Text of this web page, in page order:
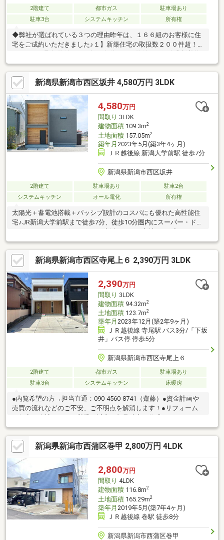
2階建て 都市ガス
駐車場あり
駐車3台
システムキッチン 所有権
◆弊社が選ばれている３つの理由昨年は、１６６組のお客様に住
宅をご成約いただきました♪１】新築住宅の取扱数２００件超！◎
件や価格改定物件もいち早くご提供２】売って終わりにしない、
充実のアフターサービス体制◎アフターサービスの専門スタッフ
が、迅速・丁寧にご対応◎ご購入後のお困り事も、充実した体制
で手厚くサポート◎年中無休！３６５日スピード対応３】新潟で
は弊社だけ《SBI新生銀行 提携ローン》◎業界最安水準の低金利
０.９３%◎対面でのお手続きも可能◎頭金無しでもOK
新潟県新潟市西区坂井 4,580万円 3LDK
4,580万円
間取り 3LDK
建物面積109.3m2
土地面積157.05m2
築年月 2023年5月(築3年4ヶ月)
ＪＲ越後線 新潟大学前駅 徒歩7分
新潟県新潟市西区坂井
2階建て 駐車場あり
駐車2台
システムキッチン
オール電化 所有権
太陽光＋蓄電池搭載＋パッシブ設計のコスパにも優れた高性能住
宅♪JR新潟大学前駅まで徒歩7分、徒歩10分圏内にスーパー・ドラ
ク大学前店まで約300ｍ・徒歩4分◆ウエルシア新潟大学前店まで
約290ｍ・徒歩4分◆セブンイレブン新潟坂井店まで約700ｍ・徒
歩9分◆新通つばさ小学校まで約350ｍ・徒歩5分◆坂井輪中学校
まで約1900ｍ・徒歩24分
新潟県新潟市西区寺尾上６ 2,390万円 3LDK
2,390万円
間取り 3LDK
建物面積94.32m2
土地面積123.7m2
築年月 2023年12月(築2年9ヶ月)
ＪＲ越後線 寺尾駅 バス3分/「下坂
井」バス停 停歩5分
新潟県新潟市西区寺尾上６
2階建て 都市ガス
駐車場あり
駐車3台
システムキッチン 床暖房
●内覧希望の方→担当直通：090-4560-8741（齋藤）●資金計画や
売買の流れなどのご不安、ご不明点を解消します！●リフォーム
ビングに床暖房付き♪■キッチン背面は隠せる大収納スペース♪■便
利な洗面台が二台◎■外部収納あり！■寺尾駅まで徒歩13分■スー
パー・ドラッグストアは徒歩10分圏内■落ち着いた街並みで、安
心の住環境新通小学校 徒歩11分（約750ｍ）坂井輪中学校 徒
歩5分（約350ｍ）※多少差異あり
新潟県新潟市西蒲区巻甲 2,800万円 4LDK
2,800万円
間取り 4LDK
建物面積116.8m2
土地面積165.29m2
築年月 2019年5月(築7年4ヶ月)
ＪＲ越後線 巻駅 徒歩8分
新潟県新潟市西蒲区巻甲